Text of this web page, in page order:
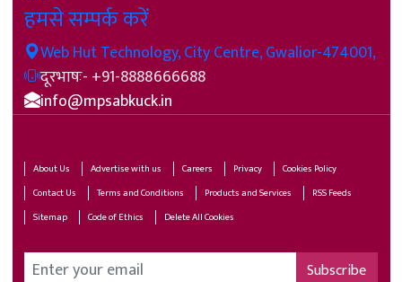
हमसे सम्पर्क करें
Web Hut Technology, City Centre, Gwalior-474001,
दूरभाषः- +91-8888666688
info@mpsabkuck.in
About Us Advertise with us Careers Privacy
Cookies Policy
Contact Us
Terms and Conditions Products and Services
RSS Feeds
Sitemap
Code of Ethics Delete All Cookies
Subscribe